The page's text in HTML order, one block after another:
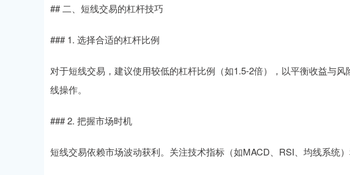
## 二、短线交易的杠杆技巧
### 1. 选择合适的杠杆比例
对于短线交易，建议使用较低的杠杆比例（如1.5-2倍），以平衡收益与
线操作。
### 2. 把握市场时机
短线交易依赖市场波动获利。关注技术指标（如MACD、RSI、均线系统